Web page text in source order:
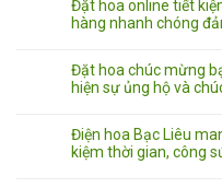
Đặt hoa online tiết
hàng nhanh chóng
Đặt hoa chúc mừng
hiện sự ủng hộ và
Điện hoa Bạc Liêu
kiệm thời gian, công